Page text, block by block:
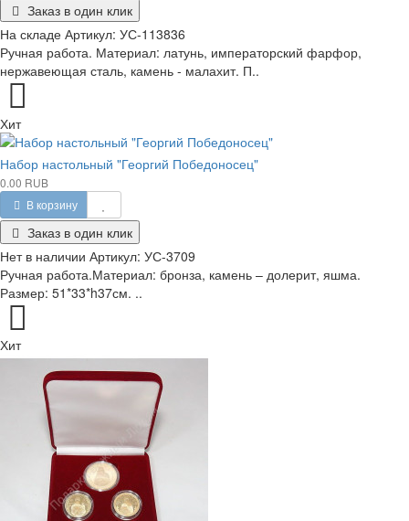
Заказ в один клик
На складе Артикул: УС-113836
Ручная работа. Материал: латунь, императорский фарфор,
нержавеющая сталь, камень - малахит. П..
Хит
Набор настольный "Георгий Победоносец"
0.00 RUB
В корзину
Заказ в один клик
Нет в наличии Артикул: УС-3709
Ручная работа.Материал: бронза, камень – долерит, яшма.
Размер: 51*33*h37см. ..
Хит